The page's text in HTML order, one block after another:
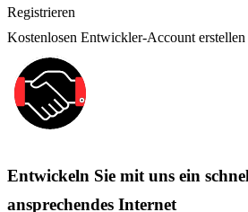
Registrieren
Kostenlosen Entwickler-Account erstellen
Entwickeln Sie mit uns ein
ansprechendes Internet